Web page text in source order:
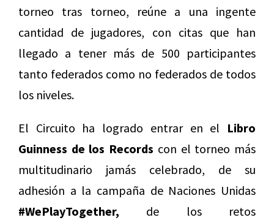
torneo tras torneo, reúne a una ingente
cantidad de jugadores, con citas que han
llegado a tener más de 500 participantes
tanto federados como no federados de todos
los niveles.
El Circuito ha logrado entrar en el Libro
Guinness de los Records con el torneo más
multitudinario jamás celebrado, de su
adhesión a la campaña de Naciones Unidas
#WePlayTogether, de los retos